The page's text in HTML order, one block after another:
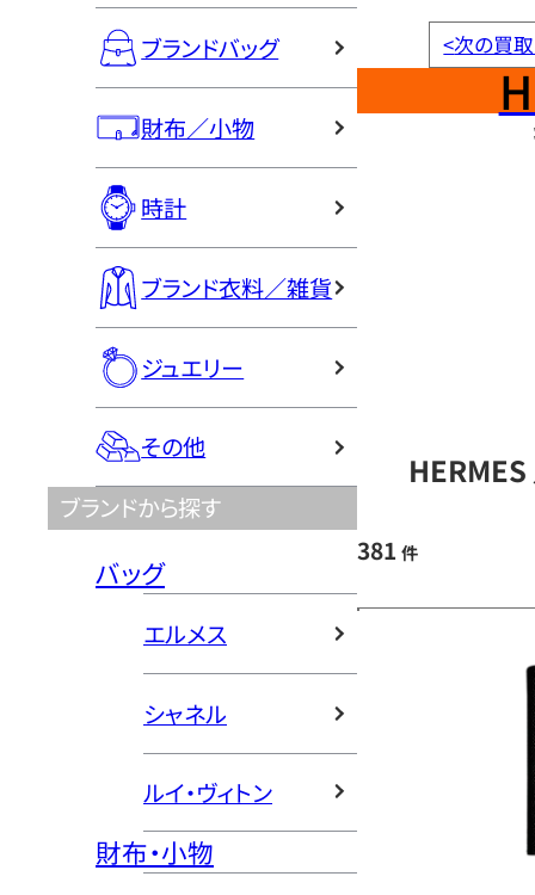
ブランドバッグ
財布／小物
時計
ブランド衣料／雑貨
ジュエリー
その他
ブランドから探す
バッグ
エルメス
シャネル
ルイ・ヴィトン
財布・小物
<次の買
381 件